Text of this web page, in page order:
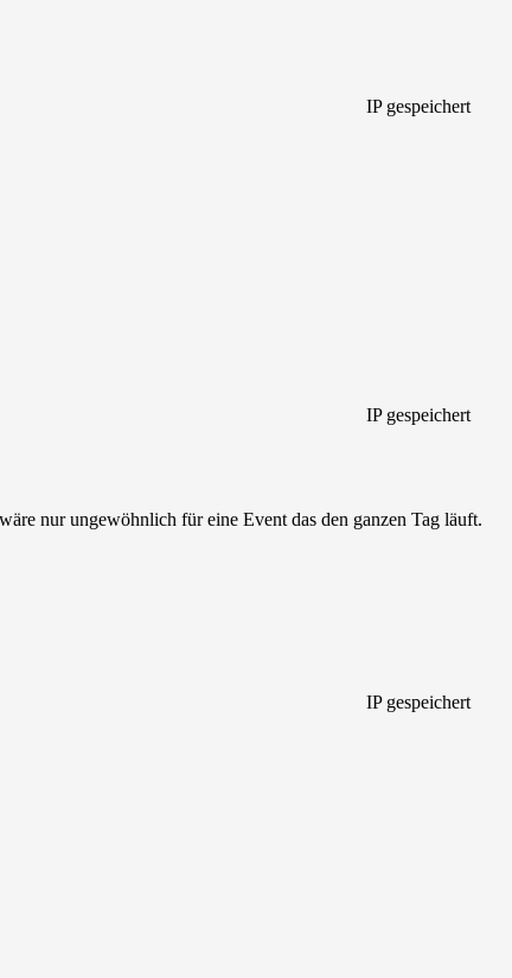
IP gespeichert
IP gespeichert
nur ungewöhnlich für eine Event das den ganzen Tag läuft.
IP gespeichert